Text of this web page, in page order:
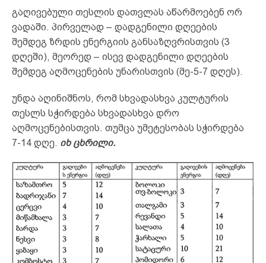
გაღივებული თესლის დათვლას აწარმოებენ ორ
ვადაში. პირველად – დადგენილი დღეების
შემდეგ ზრდის ენერგიის განსაზღვრისთვის (3
დღეში), მეორედ – ისევ დადგენილი დღეების
შემდეგ აღმოცენების უნარისთვის (მე-5-7 დღეს).
უნდა აღინიშნოს, რომ სხვადასხვა კულტურის
თესლს სჭირდება სხვადასხვა დრო
აღმოცენებისთვის. თუმცა უმეტესობას სჭირდება
7-14 დღე. იხ ცხრილი.